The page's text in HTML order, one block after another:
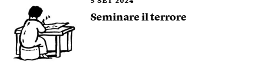
Seminare il terrore